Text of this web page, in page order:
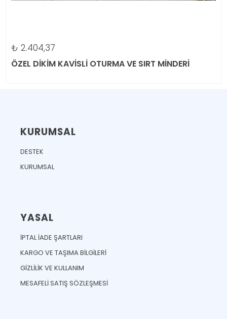
₺ 2.404,37
ÖZEL DİKİM KAVİSLİ OTURMA VE SIRT MİNDERİ
KURUMSAL
DESTEK
KURUMSAL
YASAL
İPTAL İADE ŞARTLARI
KARGO VE TAŞIMA BİLGİLERİ
GİZLİLİK VE KULLANIM
MESAFELİ SATIŞ SÖZLEŞMESİ